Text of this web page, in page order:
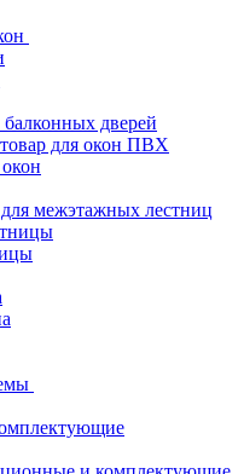
дверей
для окон ПВХ
межэтажных лестниц